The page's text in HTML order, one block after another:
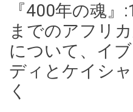
『400年の魂
までのアフリ
について、イ
ディとケイシ
く